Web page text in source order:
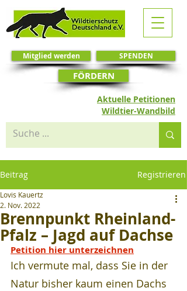
SPENDEN
Mitglied werden
Aktuelle Petitionen
FÖRDERN
Wildtier-Wandbild
Beitrag Registrieren
Brennpunkt Rheinland-
Pfalz – Jagd auf Dachse
Lovis Kauertz
2. Nov. 2022
Petition hier unterzeichnen
Ich vermute mal, dass Sie in der
Natur bisher kaum einen Dachs